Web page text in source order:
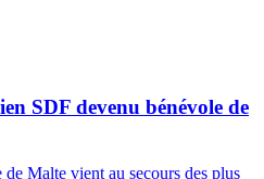
SDF devenu bénévole de
Malte vient au secours des plus